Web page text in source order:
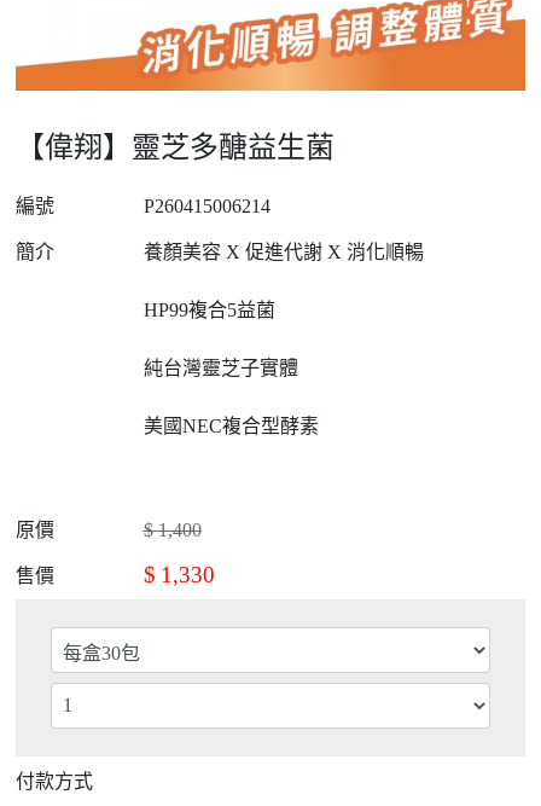
【偉翔】靈芝多醣益生菌
編號 P260415006214
簡介 養顏美容 X 促進代謝 X 消化順暢
HP99複合5益菌
純台灣靈芝子實體
美國NEC複合型酵素
原價 $ 1,400
售價 $ 1,330
付款方式